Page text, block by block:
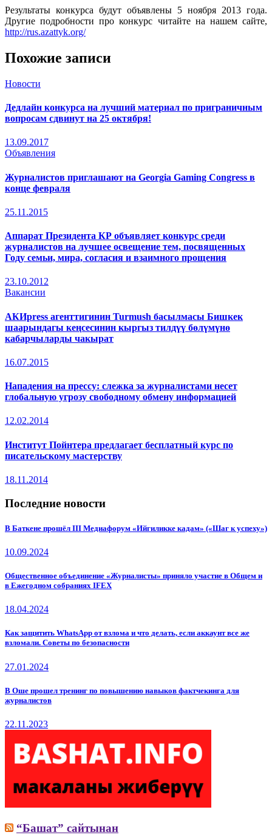
Результаты конкурса будут объявлены 5 ноября 2013 года.
Другие подробности про конкурс читайте на нашем сайте,
http://rus.azattyk.org/
Похожие записи
Новости
Дедлайн конкурса на лучший материал по приграничным
вопросам сдвинут на 25 октября!
13.09.2017
Объявления
Журналистов приглашают на Georgia Gaming Congress в
конце февраля
25.11.2015
Аппарат Президента КР объявляет конкурс среди
журналистов на лучшее освещение тем, посвященных
Году семьи, мира, согласия и взаимного прощения
23.10.2012
Вакансии
АКИpress агенттигинин Turmush басылмасы Бишкек
шаарындагы кеңсесинин кыргыз тилдүү бөлүмүнө
кабарчыларды чакырат
16.07.2015
Нападения на прессу: слежка за журналистами несет
глобальную угрозу свободному обмену информацией
12.02.2014
Институт Пойнтера предлагает бесплатный курс по
писательскому мастерству
18.11.2014
Последние новости
В Баткене прошёл III Медиафорум «Ийгиликке кадам» («Шаг к успеху»)
10.09.2024
Общественное объединение «Журналисты» приняло участие в Общем и
в Ежегодном собраниях IFEX
18.04.2024
Как защитить WhatsApp от взлома и что делать, если аккаунт все же
взломали. Советы по безопасности
27.01.2024
В Оше прошел тренинг по повышению навыков фактчекинга для
журналистов
22.11.2023
“Башат” сайтынан